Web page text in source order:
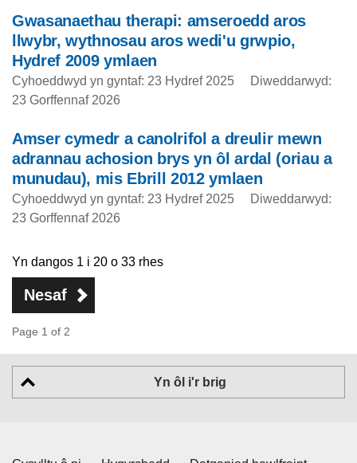
Gwasanaethau therapi: amseroedd aros
llwybr, wythnosau aros wedi'u grwpio,
Hydref 2009 ymlaen
Cyhoeddwyd yn gyntaf: 23 Hydref 2025
Diweddarwyd:
23 Gorffennaf 2026
Amser cymedr a canolrifol a dreulir mewn
adrannau achosion brys yn ôl ardal (oriau a
munudau), mis Ebrill 2012 ymlaen
Cyhoeddwyd yn gyntaf: 23 Hydref 2025
Diweddarwyd:
23 Gorffennaf 2026
Yn dangos 1 i 20 o 33 rhes
Nesaf
Page 1 of 2
Yn ôl i'r brig